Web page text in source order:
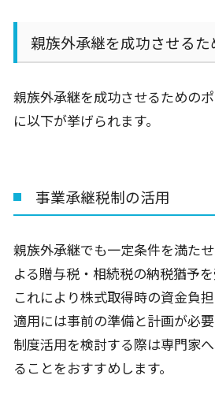
親族外承継を成功させるた
親族外承継を成功させるための
に以下が挙げられます。
事業承継税制の活用
親族外承継でも一定条件を満た
よる贈与税・相続税の納税猶予を
これにより株式取得時の資金負
適用には事前の準備と計画が必要
制度活用を検討する際は専門家
ることをおすすめします。